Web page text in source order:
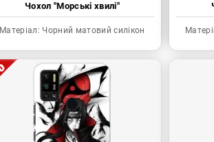
Чохол "Морські хвилі"
Матеріал: Чорний матовий силікон